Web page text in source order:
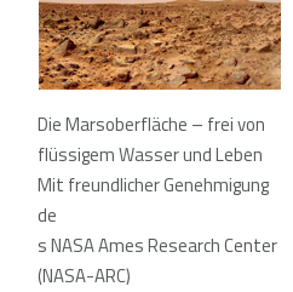
Die Marsoberfläche – frei von
flüssigem Wasser und Leben
Mit freundlicher Genehmigung
de
s NASA Ames Research Center
(NASA-ARC)